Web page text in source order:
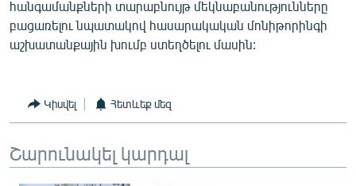
հանգամանքների տարաբնույթ մեկնաբանությունները
բացառելու նպատակով հասարակական մոնիթորինգի
աշխատանքային խումբ ստեղծելու մասին:
Կիսվել Հետևեք մեզ
Շարունակել կարդալ